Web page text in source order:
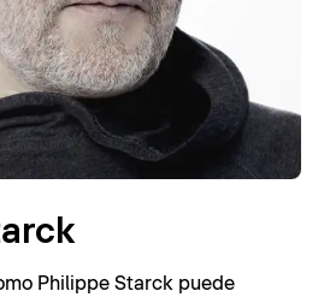
Philippe Starck puede